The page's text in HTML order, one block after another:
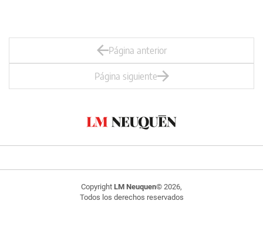
Página anterior
Página siguiente
Copyright LM Neuquen© 2026,
Todos los derechos reservados